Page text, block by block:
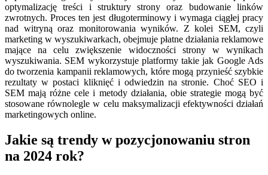
optymalizację treści i struktury strony oraz budowanie linków
zwrotnych. Proces ten jest długoterminowy i wymaga ciągłej pracy
nad witryną oraz monitorowania wyników. Z kolei SEM, czyli
marketing w wyszukiwarkach, obejmuje płatne działania reklamowe
mające na celu zwiększenie widoczności strony w wynikach
wyszukiwania. SEM wykorzystuje platformy takie jak Google Ads
do tworzenia kampanii reklamowych, które mogą przynieść szybkie
rezultaty w postaci kliknięć i odwiedzin na stronie. Choć SEO i
SEM mają różne cele i metody działania, obie strategie mogą być
stosowane równolegle w celu maksymalizacji efektywności działań
marketingowych online.
Jakie są trendy w pozycjonowaniu stron
na 2024 rok?